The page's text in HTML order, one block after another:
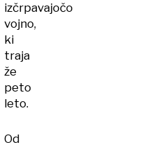
izčrpavajočo
vojno,
ki
traja
že
peto
leto.
Od